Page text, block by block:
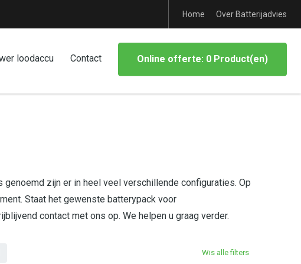
Home Over Batterijadvies
loodaccu Contact Online offerte: 0 Product(en)
zijn er in heel veel verschillende configuraties. Op
Staat het gewenste batterypack voor
contact met ons op. We helpen u graag verder.
Wis alle filters